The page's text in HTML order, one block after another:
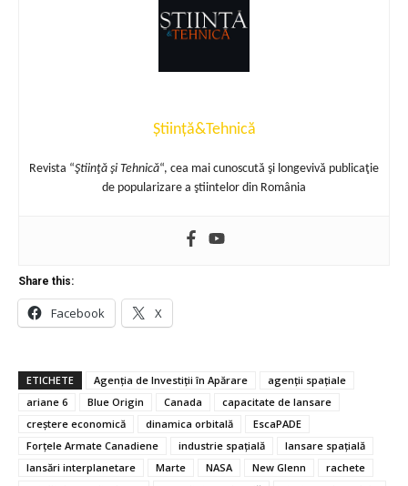
Știință&Tehnică
Revista “Ştiinţă şi Tehnică“, cea mai cunoscută şi longevivă publicaţie
de popularizare a ştiintelor din România
Share this:
Facebook X
ETICHETE Agenția de Investiții în Apărare
agenții spațiale
ariane 6
Blue Origin Canada
capacitate de lansare
creștere economică
dinamica orbitală
EscaPADE
Forțele Armate Canadiene
industrie spațială
lansare spațială
lansări interplanetare
Marte NASA New Glenn
rachete